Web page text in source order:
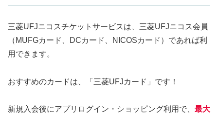
三菱UFJニコスチケットサービスは、三菱UFJニコス会員
（MUFGカード、DCカード、NICOSカード）であれば利
用できます。
おすすめのカードは、「三菱UFJカード」です！
新規入会後にアプリログイン・ショッピング利用で、 最大